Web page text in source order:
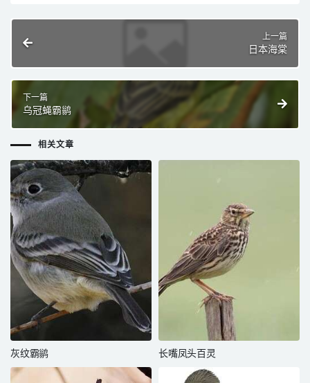
上一篇
日本海棠
下一篇
乌冠蝇霸鹟
相关文章
灰纹霸鹟 长嘴凤头百灵